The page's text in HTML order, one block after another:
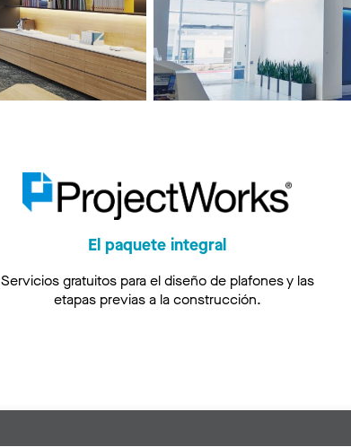
El paquete integral
Servicios gratuitos para el diseño de plafones y las
etapas previas a la construcción.